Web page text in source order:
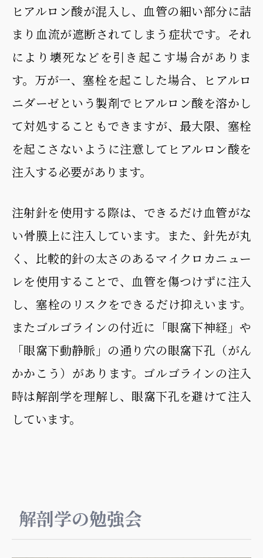
ヒアルロン酸が混入し、血管の細い部分に詰
まり血流が遮断されてしまう症状です。それ
により壊死などを引き起こす場合がありま
す。万が一、塞栓を起こした場合、ヒアルロ
ニダーゼという製剤でヒアルロン酸を溶かし
て対処することもできますが、最大限、塞栓
を起こさないように注意してヒアルロン酸を
注入する必要があります。
注射針を使用する際は、できるだけ血管がな
い骨膜上に注入しています。また、針先が丸
く、比較的針の太さのあるマイクロカニュー
レを使用することで、血管を傷つけずに注入
し、塞栓のリスクをできるだけ抑えいます。
またゴルゴラインの付近に「眼窩下神経」や
「眼窩下動静脈」の通り穴の眼窩下孔（がん
かかこう）があります。ゴルゴラインの注入
時は解剖学を理解し、眼窩下孔を避けて注入
しています。
解剖学の勉強会